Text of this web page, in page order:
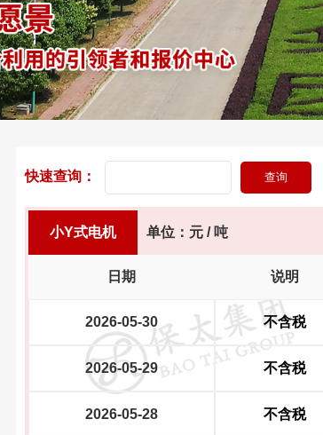
快速查询：
小Y式电机 单位：元 / 吨
日期 说明
2026-05-30 不含税
2026-05-29 不含税
2026-05-28 不含税